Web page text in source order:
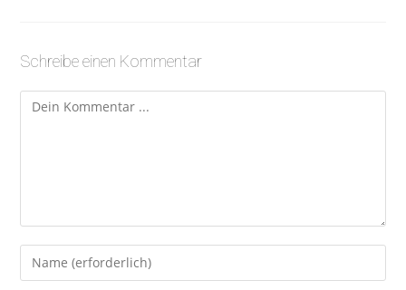
Schreibe einen Kommentar
Kommentieren
Gib
deinen